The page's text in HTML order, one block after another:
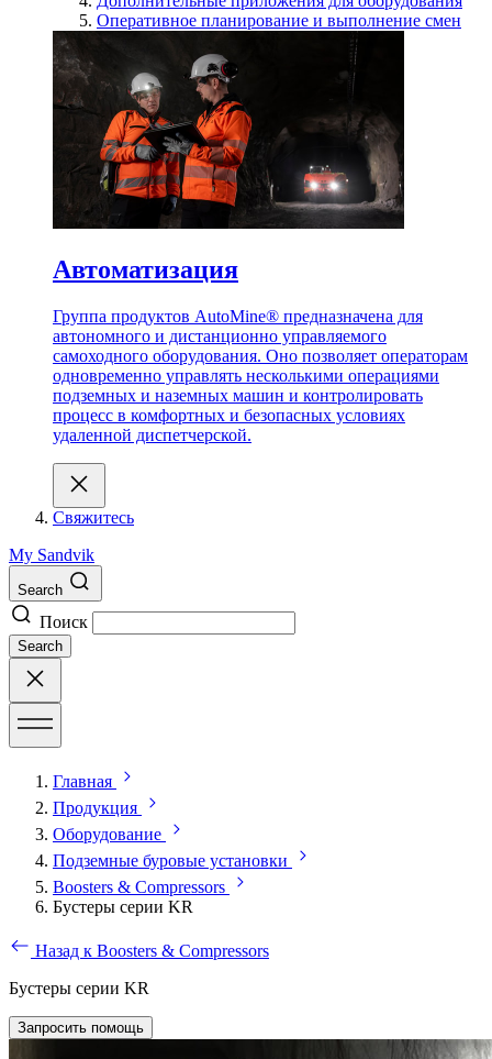
Оперативное планирование и выполнение смен
Автоматизация
Группа продуктов AutoMine® предназначена для
автономного и дистанционно управляемого
самоходного оборудования. Оно позволяет операторам
одновременно управлять несколькими операциями
подземных и наземных машин и контролировать
процесс в комфортных и безопасных условиях
удаленной диспетчерской.
Свяжитесь
My Sandvik
Search
Поиск
Search
Главная
Продукция
Оборудование
Подземные буровые установки
Boosters & Compressors
Бустеры серии KR
Назад к Boosters & Compressors
Бустеры серии KR
Запросить помощь